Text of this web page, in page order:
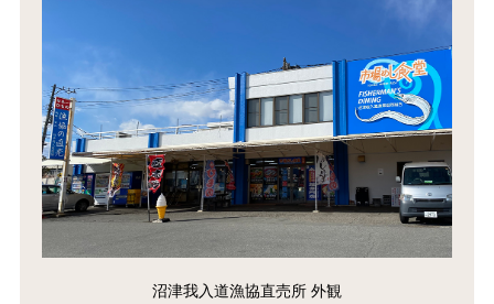
沼津我入道漁協直売所 外観